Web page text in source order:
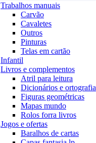
Trabalhos manuais
Carvão
Cavaletes
Outros
Pinturas
Telas em cartão
Infantil
Livros e complementos
Atril para leitura
Dicionários e ortografia
Figuras geométricas
Mapas mundo
Rolos forra livros
Jogos e ofertas
Baralhos de cartas